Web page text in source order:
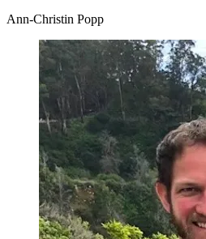
Ann-Christin Popp